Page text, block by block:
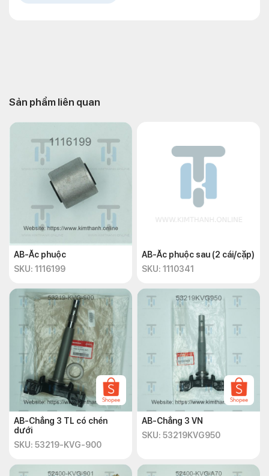
Sản phẩm liên quan
AB-Ắc phuộc
SKU: 1116199
AB-Ắc phuộc sau (2 cái/cặp)
SKU: 1110341
AB-Chẳng 3 TL có chén
dưới
SKU: 53219-KVG-900
AB-Chẳng 3 VN
SKU: 53219KVG950